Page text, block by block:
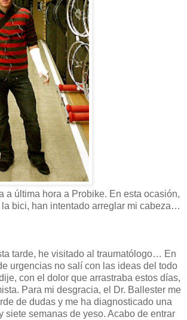
a última hora a Probike. En esta ocasión,
bici, han intentado arreglar mi cabeza…
tarde, he visitado al traumatólogo… En
urgencias no salí con las ideas del todo
con el dolor que arrastraba estos días,
Para mi desgracia, el Dr. Ballester me
de dudas y me ha diagnosticado una
siete semanas de yeso. Acabo de entrar